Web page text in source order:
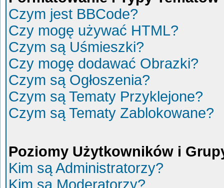
Czym jest BBCode?
Czy mogę używać HTML?
Czym są Uśmieszki?
Czy mogę dodawać Obrazki?
Czym są Ogłoszenia?
Czym są Tematy Przyklejone?
Czym są Tematy Zablokowane?
Poziomy Użytkowników i
Kim są Administratorzy?
Kim są Moderatorzy?